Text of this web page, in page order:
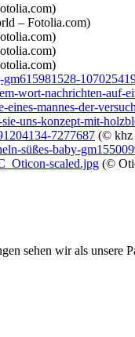
– Fotolia.com)
wort-nachrichten-auf-
mannes-der-
uns-konzept-mit-
7277687 (© khz
süßes-baby-
scaled.jpg (©
sehen wir als unsere